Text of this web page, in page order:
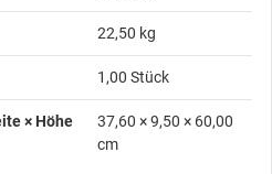
22,50 kg
1,00 Stück
× Höhe
37,60 × 9,50 × 60,00
cm